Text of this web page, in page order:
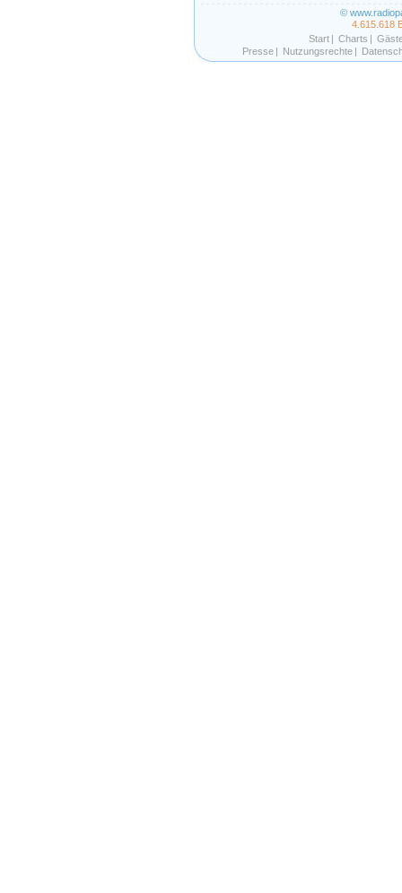
©
4.615.618
Start | Charts |
Presse | Nutzungsrechte |